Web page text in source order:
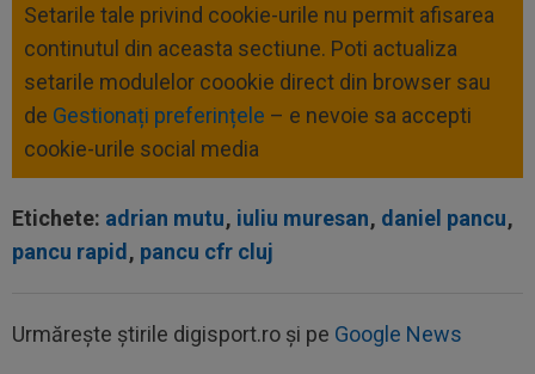
Setarile tale privind cookie-urile nu permit afisarea
continutul din aceasta sectiune. Poti actualiza
setarile modulelor coookie direct din browser sau
de Gestionați preferințele – e nevoie sa accepti
cookie-urile social media
Etichete: adrian mutu, iuliu muresan, daniel pancu,
pancu rapid, pancu cfr cluj
Urmărește știrile digisport.ro și pe Google News